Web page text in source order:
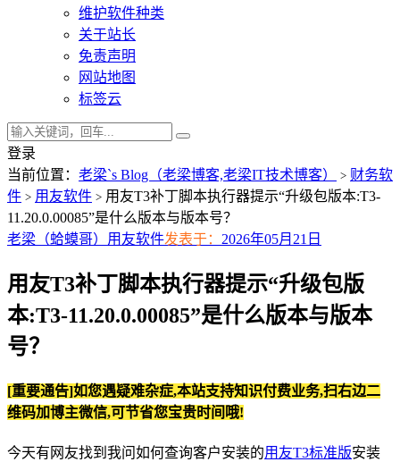
维护软件种类
关于站长
免责声明
网站地图
标签云
登录
当前位置： 老梁`s Blog（老梁博客,老梁IT技术博客） > 财务软
件 > 用友软件 > 用友T3补丁脚本执行器提示“升级包版本:T3-
11.20.0.00085”是什么版本与版本号？
老梁（蛤蟆哥） 用友软件发表于： 2026年05月21日
用友T3补丁脚本执行器提示“升级包版
本:T3-11.20.0.00085”是什么版本与版本
号？
[重要通告]如您遇疑难杂症,本站支持知识付费业务,扫右边二
维码加博主微信,可节省您宝贵时间哦!
今天有网友找到我问如何查询客户安装的用友T3标准版安装